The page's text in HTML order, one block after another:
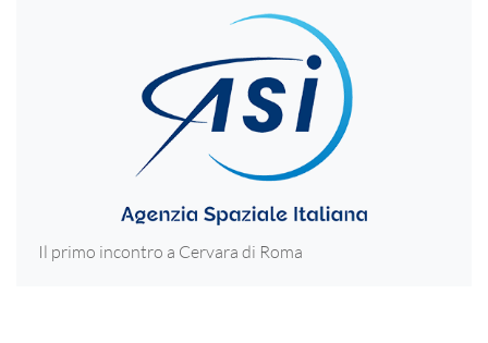
Il primo incontro a Cervara di Roma